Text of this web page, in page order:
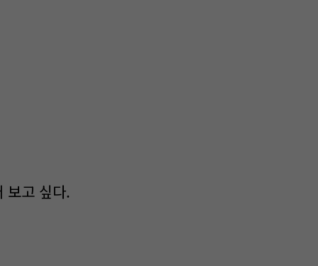
보고 싶다.